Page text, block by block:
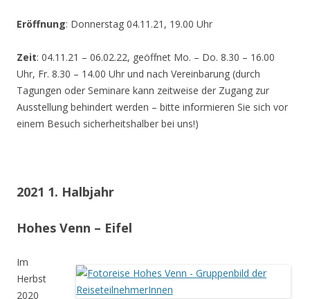
Eröffnung: Donnerstag 04.11.21, 19.00 Uhr
Zeit: 04.11.21 – 06.02.22, geöffnet Mo. – Do. 8.30 – 16.00
Uhr, Fr. 8.30 – 14.00 Uhr und nach Vereinbarung (durch
Tagungen oder Seminare kann zeitweise der Zugang zur
Ausstellung behindert werden – bitte informieren Sie sich vor
einem Besuch sicherheitshalber bei uns!)
2021 1. Halbjahr
Hohes Venn – Eifel
Im
Herbst
2020